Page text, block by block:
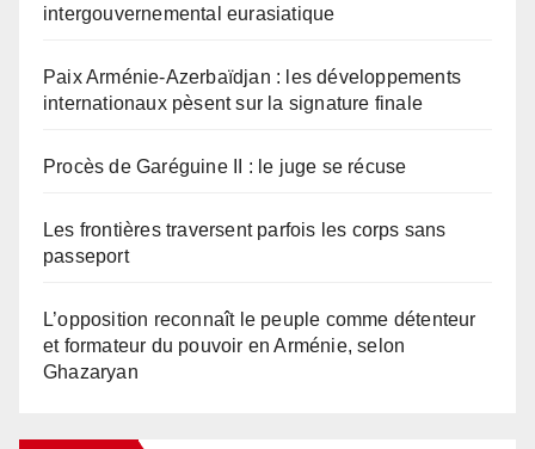
intergouvernemental eurasiatique
Paix Arménie-Azerbaïdjan : les développements
internationaux pèsent sur la signature finale
Procès de Garéguine II : le juge se récuse
Les frontières traversent parfois les corps sans
passeport
L’opposition reconnaît le peuple comme détenteur
et formateur du pouvoir en Arménie, selon
Ghazaryan